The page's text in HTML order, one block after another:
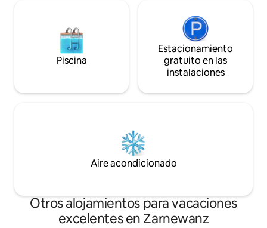
Piscina
Estacionamiento
gratuito en las
instalaciones
Aire acondicionado
Otros alojamientos para vacaciones
excelentes en Zarnewanz